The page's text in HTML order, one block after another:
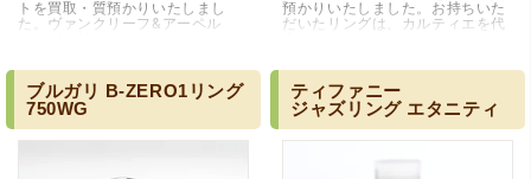
（大阪府池田市）とても親切で丁寧な対応に感激いたしま
トを買取・質預かりいたしまし
た。ヴァンクリーフ&アーペル
ーです。創業は、…（大阪・吹田
市）
預かりいたしました。お持ちいた
だいたリングは、カルティエを代
イ・カルティエ…（大阪・千里中
央）
ブルガリ B-ZERO1リング
750WG
ティファニー
ジャズリングエタニティ